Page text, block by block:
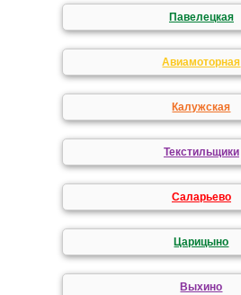
Павелецкая
Авиамоторная
Калужская
Текстильщики
Саларьево
Царицыно
Выхино